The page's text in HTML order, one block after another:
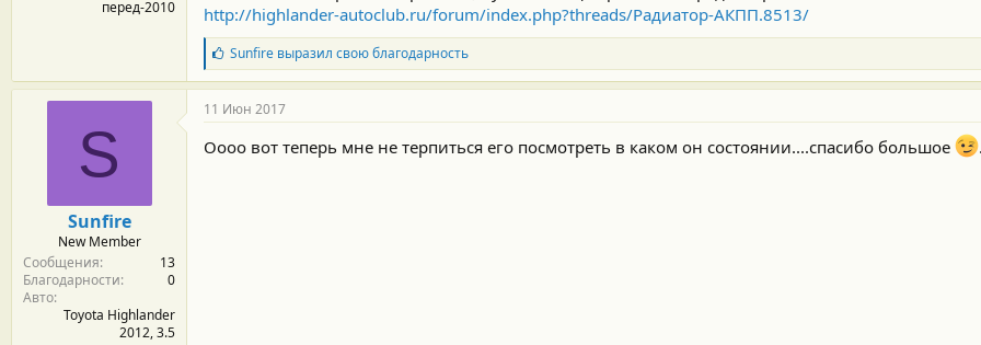
перед-2010
http://highlander-autoclub.ru/forum/index.php?threads/Радиатор-АКПП.8513/
Б
л
а
г
о
а
Sunfireвыразил свою благодарность
S
Sunfire
New Member
Сообщения
13
Благодарности
0
Авто
Toyota Highlander
2012, 3.5
11 Июн 2017
Оооо вот теперь мне не терпиться его посмотреть в каком он состоянии....спасибо большое